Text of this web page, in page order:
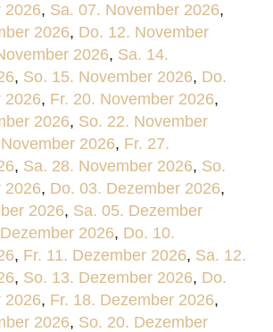
2026, Sa. 07. November 2026,
2026, Do. 12. November
2026, Sa. 14.
, So. 15. November 2026, Do.
2026, Fr. 20. November 2026,
2026, So. 22. November
2026, Fr. 27.
, Sa. 28. November 2026, So.
2026, Do. 03. Dezember 2026,
2026, Sa. 05. Dezember
2026, Do. 10.
, Fr. 11. Dezember 2026, Sa. 12.
, So. 13. Dezember 2026, Do.
2026, Fr. 18. Dezember 2026,
2026, So. 20. Dezember